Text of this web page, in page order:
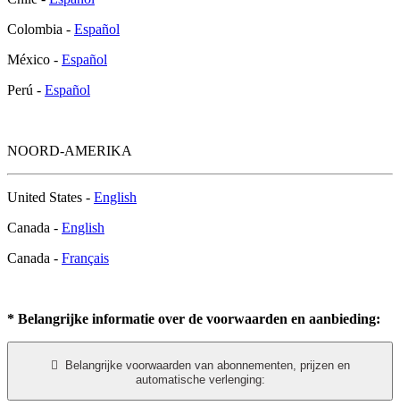
Colombia - Español
México - Español
Perú - Español
NOORD-AMERIKA
United States - English
Canada - English
Canada - Français
* Belangrijke informatie over de voorwaarden en aanbieding:

Belangrijke voorwaarden van abonnementen, prijzen en
automatische verlenging: